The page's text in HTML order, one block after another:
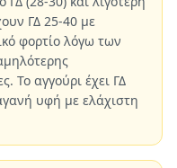
ΓΔ 25-40 με
φορτίο λόγω των
Το αγγούρι έχει ΓΔ
υφή με ελάχιστη